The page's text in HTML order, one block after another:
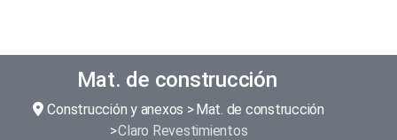
Mat. de construcción
Construcción y anexos
Mat. de construcción
Claro Revestimientos